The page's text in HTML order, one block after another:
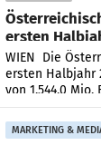
ersten
Briefgeschäft
WIEN Die
ersten Halbjahr
von 1.544,0
einem Plus von
MARKETING &